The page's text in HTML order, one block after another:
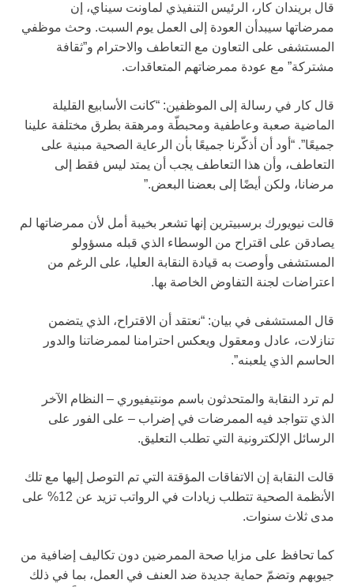
قال بريندان كار، الرئيس التنفيذي لماونت سيناي، إن
ممرضاتها سيبدأن العودة إلى العمل يوم السبت. وحث موظفي
المستشفى على التعاون مع التعاطف والاحترام و”ثقافة
مشتركة” مع عودة ممرضاتهم المتعاقدات.
قال كار في رسالة إلى الموظفين: “كانت الأسابيع القليلة
الماضية صعبة وعاطفية ومحبطّة ومرهقة بطرق مختلفة علينا
جميعًا”. “أود أن أذكّرنا جميعًا بأن الرعاية الصحية مبنية على
التعاطف، وأن هذا التعاطف يجب أن يمتد ليس فقط إلى
مرضانا، ولكن أيضًا إلى بعضنا البعض.”
قالت نيويورك برسبيترين إنها تشعر بخيبة أمل لأن ممرضاتها لم
يصادقن على اقتراح من الوسطاء الذي قبله مسؤولو
المستشفى وأوصت به قيادة النقابة العليا، على الرغم من
اعتراضات لجنة التفاوض الخاصة بها.
قال المستشفى في بيان: “نعتقد أن الاقتراح، الذي يتضمن
تنازلات، عادل ومعقول ويعكس احترامنا لممرضاتنا والدور
الحاسم الذي يلعبنه”.
لم ترد النقابة والمتحدثون باسم مونتيفيوري – النظام الآخر
الذي تتواجد فيه الممرضات في إضراب – على الفور على
الرسائل الإلكترونية التي تطلب التعليق.
قالت النقابة إن الاتفاقات المؤقتة التي تم التوصل إليها مع تلك
الأنظمة الصحية تتطلب زيادات في الرواتب تزيد عن 12% على
مدى ثلاث سنوات.
كما تحافظ على مزايا صحة الممرضين دون تكاليف إضافية من
جيوبهم وتضمّ حماية جديدة ضد العنف في العمل، بما في ذلك